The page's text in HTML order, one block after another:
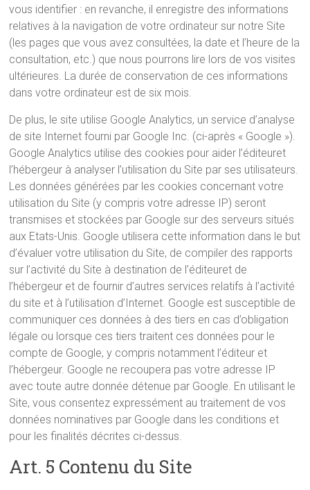
vous identifier : en revanche, il enregistre des informations
relatives à la navigation de votre ordinateur sur notre Site
(les pages que vous avez consultées, la date et l’heure de la
consultation, etc.) que nous pourrons lire lors de vos visites
ultérieures. La durée de conservation de ces informations
dans votre ordinateur est de six mois.
De plus, le site utilise Google Analytics, un service d’analyse
de site Internet fourni par Google Inc. (ci-après « Google »).
Google Analytics utilise des cookies pour aider l’éditeuret
l’hébergeur à analyser l’utilisation du Site par ses utilisateurs.
Les données générées par les cookies concernant votre
utilisation du Site (y compris votre adresse IP) seront
transmises et stockées par Google sur des serveurs situés
aux Etats-Unis. Google utilisera cette information dans le but
d’évaluer votre utilisation du Site, de compiler des rapports
sur l’activité du Site à destination de l’éditeuret de
l’hébergeur et de fournir d’autres services relatifs à l’activité
du site et à l’utilisation d’Internet. Google est susceptible de
communiquer ces données à des tiers en cas d’obligation
légale ou lorsque ces tiers traitent ces données pour le
compte de Google, y compris notamment l’éditeur et
l’hébergeur. Google ne recoupera pas votre adresse IP
avec toute autre donnée détenue par Google. En utilisant le
Site, vous consentez expressément au traitement de vos
données nominatives par Google dans les conditions et
pour les finalités décrites ci-dessus.
Art. 5 Contenu du Site